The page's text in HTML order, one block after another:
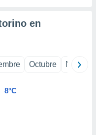
en
Octubre
8°C